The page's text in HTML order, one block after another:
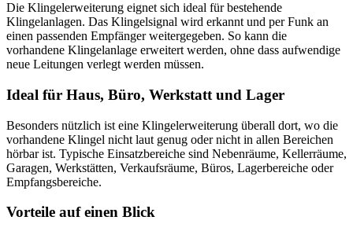
Die Klingelerweiterung eignet sich ideal für bestehende
Klingelanlagen. Das Klingelsignal wird erkannt und per Funk an
einen passenden Empfänger weitergegeben. So kann die
vorhandene Klingelanlage erweitert werden, ohne dass aufwendige
neue Leitungen verlegt werden müssen.
Ideal für Haus, Büro, Werkstatt und Lager
Besonders nützlich ist eine Klingelerweiterung überall dort, wo die
vorhandene Klingel nicht laut genug oder nicht in allen Bereichen
hörbar ist. Typische Einsatzbereiche sind Nebenräume, Kellerräume,
Garagen, Werkstätten, Verkaufsräume, Büros, Lagerbereiche oder
Empfangsbereiche.
Vorteile auf einen Blick